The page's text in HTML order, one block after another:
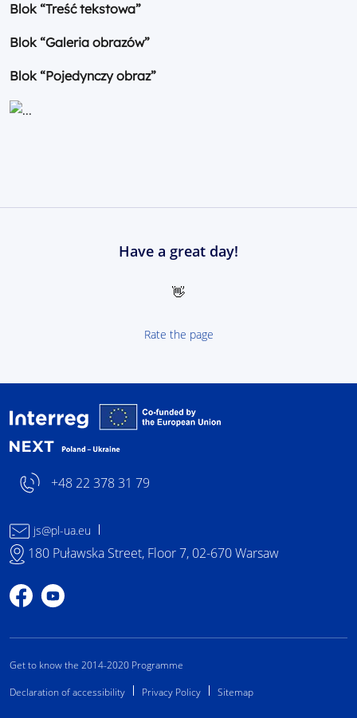
Blok “Treść tekstowa”
Blok “Galeria obrazów”
Blok “Pojedynczy obraz”
Have a great day!
👋
Rate the page
+48 22 378 31 79
js@pl-ua.eu
180 Puławska Street, Floor 7, 02-670 Warsaw
Profile on Facebook
Profile on YouTube
Get to know the 2014-2020 Programme
Declaration of accessibility
Privacy Policy Sitemap